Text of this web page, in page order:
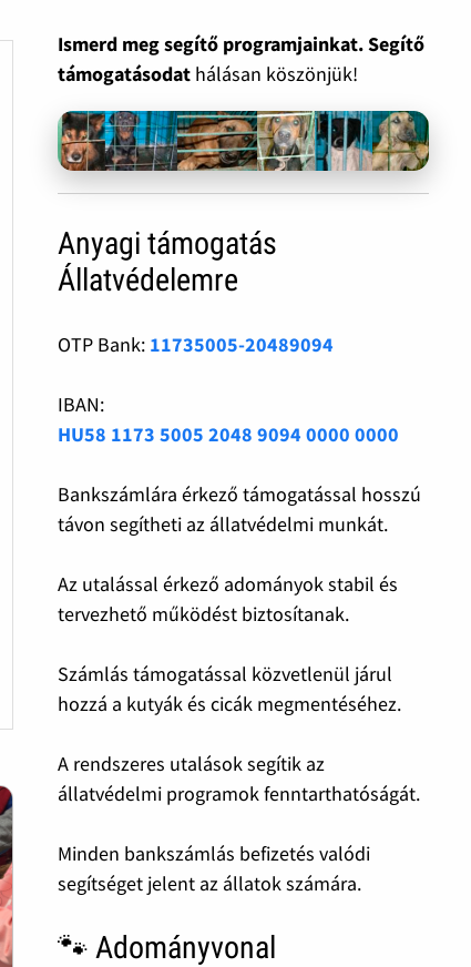
Ismerd meg segítő programjainkat. Segítő
támogatásodat hálásan köszönjük!
Anyagi támogatás
Állatvédelemre
OTP Bank: 11735005-20489094
IBAN:
HU58 1173 5005 2048 9094 0000 0000
Bankszámlára érkező támogatással hosszú
távon segítheti az állatvédelmi munkát.
Az utalással érkező adományok stabil és
tervezhető működést biztosítanak.
Számlás támogatással közvetlenül járul
hozzá a kutyák és cicák megmentéséhez.
A rendszeres utalások segítik az
állatvédelmi programok fenntarthatóságát.
Minden bankszámlás befizetés valódi
segítséget jelent az állatok számára.
🐾 Adományvonal